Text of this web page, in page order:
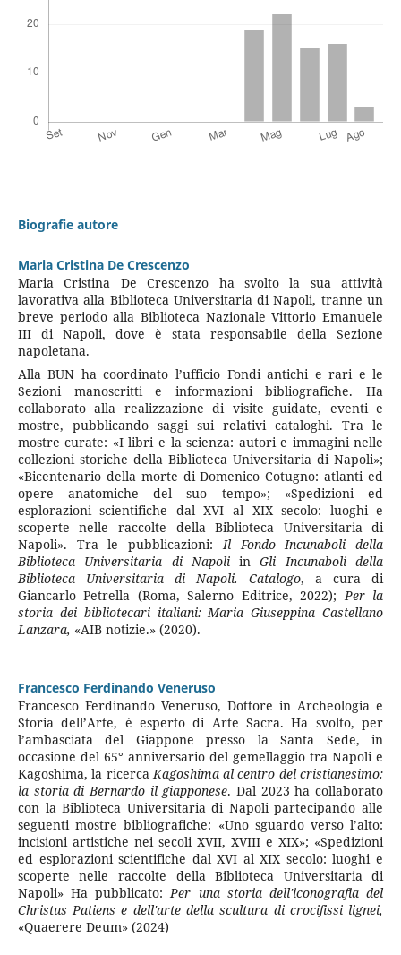
Biografie autore
Maria Cristina De Crescenzo
Maria Cristina De Crescenzo ha svolto la sua attività
lavorativa alla Biblioteca Universitaria di Napoli, tranne un
breve periodo alla Biblioteca Nazionale Vittorio Emanuele
III di Napoli, dove è stata responsabile della Sezione
napoletana.
Alla BUN ha coordinato l’ufficio Fondi antichi e rari e le
Sezioni manoscritti e informazioni bibliografiche. Ha
collaborato alla realizzazione di visite guidate, eventi e
mostre, pubblicando saggi sui relativi cataloghi. Tra le
mostre curate: «I libri e la scienza: autori e immagini nelle
collezioni storiche della Biblioteca Universitaria di Napoli»;
«Bicentenario della morte di Domenico Cotugno: atlanti ed
opere anatomiche del suo tempo»; «Spedizioni ed
esplorazioni scientifiche dal XVI al XIX secolo: luoghi e
scoperte nelle raccolte della Biblioteca Universitaria di
Napoli». Tra le pubblicazioni:Il Fondo Incunaboli della
Biblioteca Universitaria di NapoliinGli Incunaboli della
Biblioteca Universitaria di Napoli. Catalogo, a cura di
Giancarlo Petrella (Roma, Salerno Editrice, 2022);Per la
storia dei bibliotecari italiani: Maria Giuseppina Castellano
Lanzara, «AIB notizie.» (2020).
Francesco Ferdinando Veneruso
Francesco Ferdinando Veneruso, Dottore in Archeologia e
Storia dell’Arte, è esperto di Arte Sacra. Ha svolto, per
l’ambasciata del Giappone presso la Santa Sede, in
occasione del 65° anniversario del gemellaggio tra Napoli e
Kagoshima, la ricercaKagoshima al centro del cristianesimo:
la storia di Bernardo il giapponese. Dal 2023 ha collaborato
con la Biblioteca Universitaria di Napoli partecipando alle
seguenti mostre bibliografiche: «Uno sguardo verso l’alto:
incisioni artistiche nei secoli XVII, XVIII e XIX»; «Spedizioni
ed esplorazioni scientifiche dal XVI al XIX secolo: luoghi e
scoperte nelle raccolte della Biblioteca Universitaria di
Napoli» Ha pubblicato:Per una storia dell'iconografia del
Christus Patiens e dell'arte della scultura di crocifissi lignei,
«Quaerere Deum» (2024)